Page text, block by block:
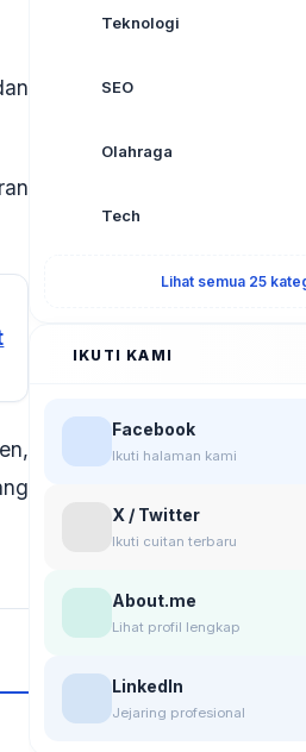
Teknologi
SEO
Olahraga
Tech
Lihat semua 25
IKUTI KAMI
Facebook
Ikuti halaman kami
X / Twitter
Ikuti cuitan terbaru
About.me
Lihat profil lengkap
LinkedIn
Jejaring profesional